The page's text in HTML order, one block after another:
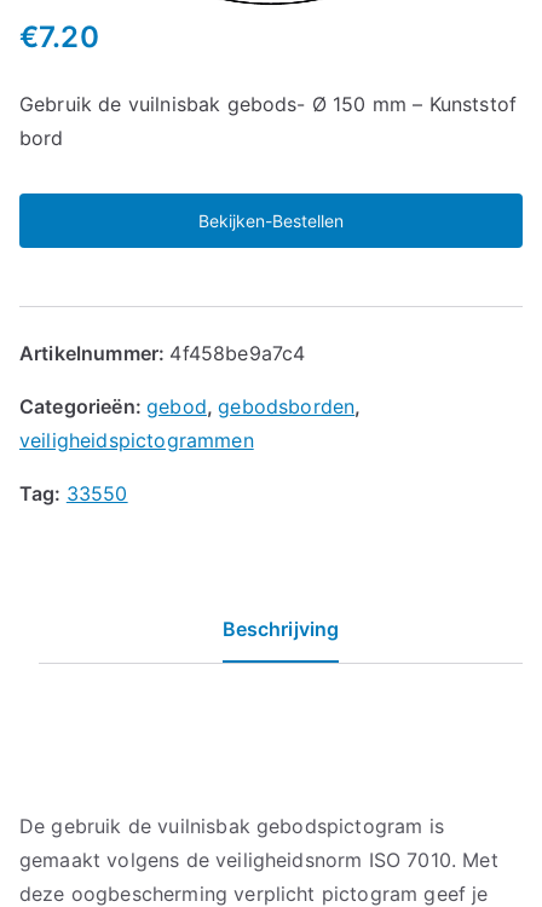
€7.20
Gebruik de vuilnisbak gebods- Ø 150 mm – Kunststof
bord
Bekijken-Bestellen
Artikelnummer: 4f458be9a7c4
Categorieën:gebod,gebodsborden,
veiligheidspictogrammen
Tag: 33550
Beschrijving
De gebruik de vuilnisbak gebodspictogram is
gemaakt volgens de veiligheidsnorm ISO 7010. Met
deze oogbescherming verplicht pictogram geef je